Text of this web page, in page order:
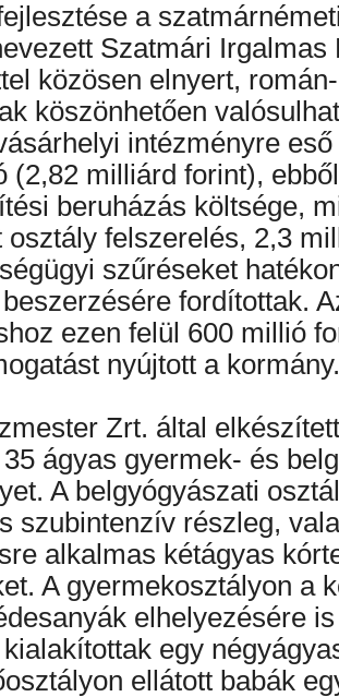
a
Szatmári Irgalmas
közösen elnyert,
köszönhetően
intézményre
(2,82 milliárd forint),
beruházás költsége,
osztály felszerelés, 2,3
szűréseket
fordítottak.
ezen felül 600 millió
nyújtott a kormány.
Zrt. által
ágyas gyermek- és
A belgyógyászati
szubintenzív részleg,
alkalmas kétágyas
A gyermekosztályon a
elhelyezésére
egy
ellátott babák